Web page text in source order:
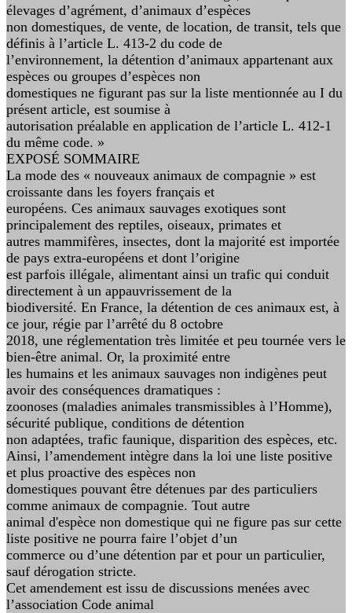
élevages d’agrément, d’animaux d’espèces
non domestiques, de vente, de location, de transit, tels que
définis à l’article L. 413-2 du code de
l’environnement, la détention d’animaux appartenant aux
espèces ou groupes d’espèces non
domestiques ne figurant pas sur la liste mentionnée au I du
présent article, est soumise à
autorisation préalable en application de l’article L. 412-1
du même code. »
EXPOSÉ SOMMAIRE
La mode des « nouveaux animaux de compagnie » est
croissante dans les foyers français et
européens. Ces animaux sauvages exotiques sont
principalement des reptiles, oiseaux, primates et
autres mammifères, insectes, dont la majorité est importée
de pays extra-européens et dont l’origine
est parfois illégale, alimentant ainsi un trafic qui conduit
directement à un appauvrissement de la
biodiversité. En France, la détention de ces animaux est, à
ce jour, régie par l’arrêté du 8 octobre
2018, une réglementation très limitée et peu tournée vers le
bien-être animal. Or, la proximité entre
les humains et les animaux sauvages non indigènes peut
avoir des conséquences dramatiques :
zoonoses (maladies animales transmissibles à l’Homme),
sécurité publique, conditions de détention
non adaptées, trafic faunique, disparition des espèces, etc.
Ainsi, l’amendement intègre dans la loi une liste positive
et plus proactive des espèces non
domestiques pouvant être détenues par des particuliers
comme animaux de compagnie. Tout autre
animal d'espèce non domestique qui ne figure pas sur cette
liste positive ne pourra faire l’objet d’un
commerce ou d’une détention par et pour un particulier,
sauf dérogation stricte.
Cet amendement est issu de discussions menées avec
l’association Code animal